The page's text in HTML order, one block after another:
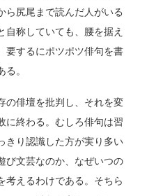
ら尻尾まで読んだ人がいる
称していても、腰を据え
要するにポツポツ俳句を書
。
の俳壇を批判し、それを変
に終わる。むしろ俳句は習
きり認識した方が実り多い
び文芸なのか、なぜいつの
考えるわけである。そちら